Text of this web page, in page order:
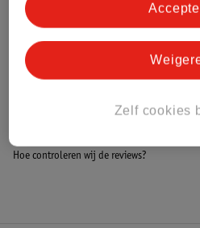
Bestel & Bezorginformatie
Bekijk ook
Alle Braces
Hoe controleren wij de reviews?
Zelf cookies